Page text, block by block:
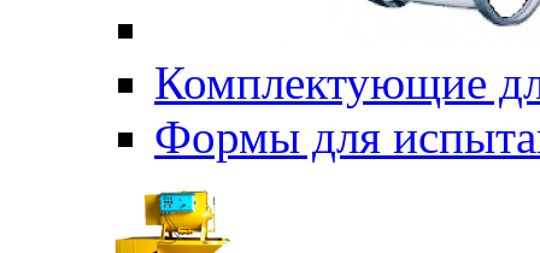
Комплектующие
Формы для